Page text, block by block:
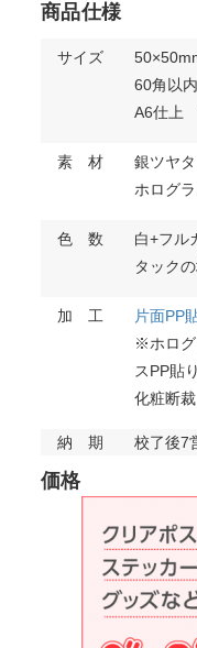
商品仕様
サイズ
60角以
A6仕上
素 材
銀ツヤ
ホログ
色 数
白+フル
タックの
加 工
片面PP
※ホログ
スPP貼
化粧断裁
納 期 校了後7
価格